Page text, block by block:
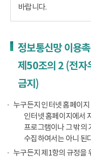
바랍니다.
정보통신망 이용
제50조의 2 (전자
금지)
누구든지 인터넷 홈페이
인터넷 홈페이지에서
프로그램이나 그 밖의
수집하여서는 아니 된
누구든지 제1항의 규정을